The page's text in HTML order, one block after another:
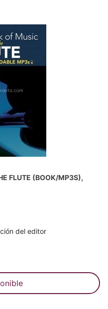
FLUTE (BOOK/MP3S),
del editor